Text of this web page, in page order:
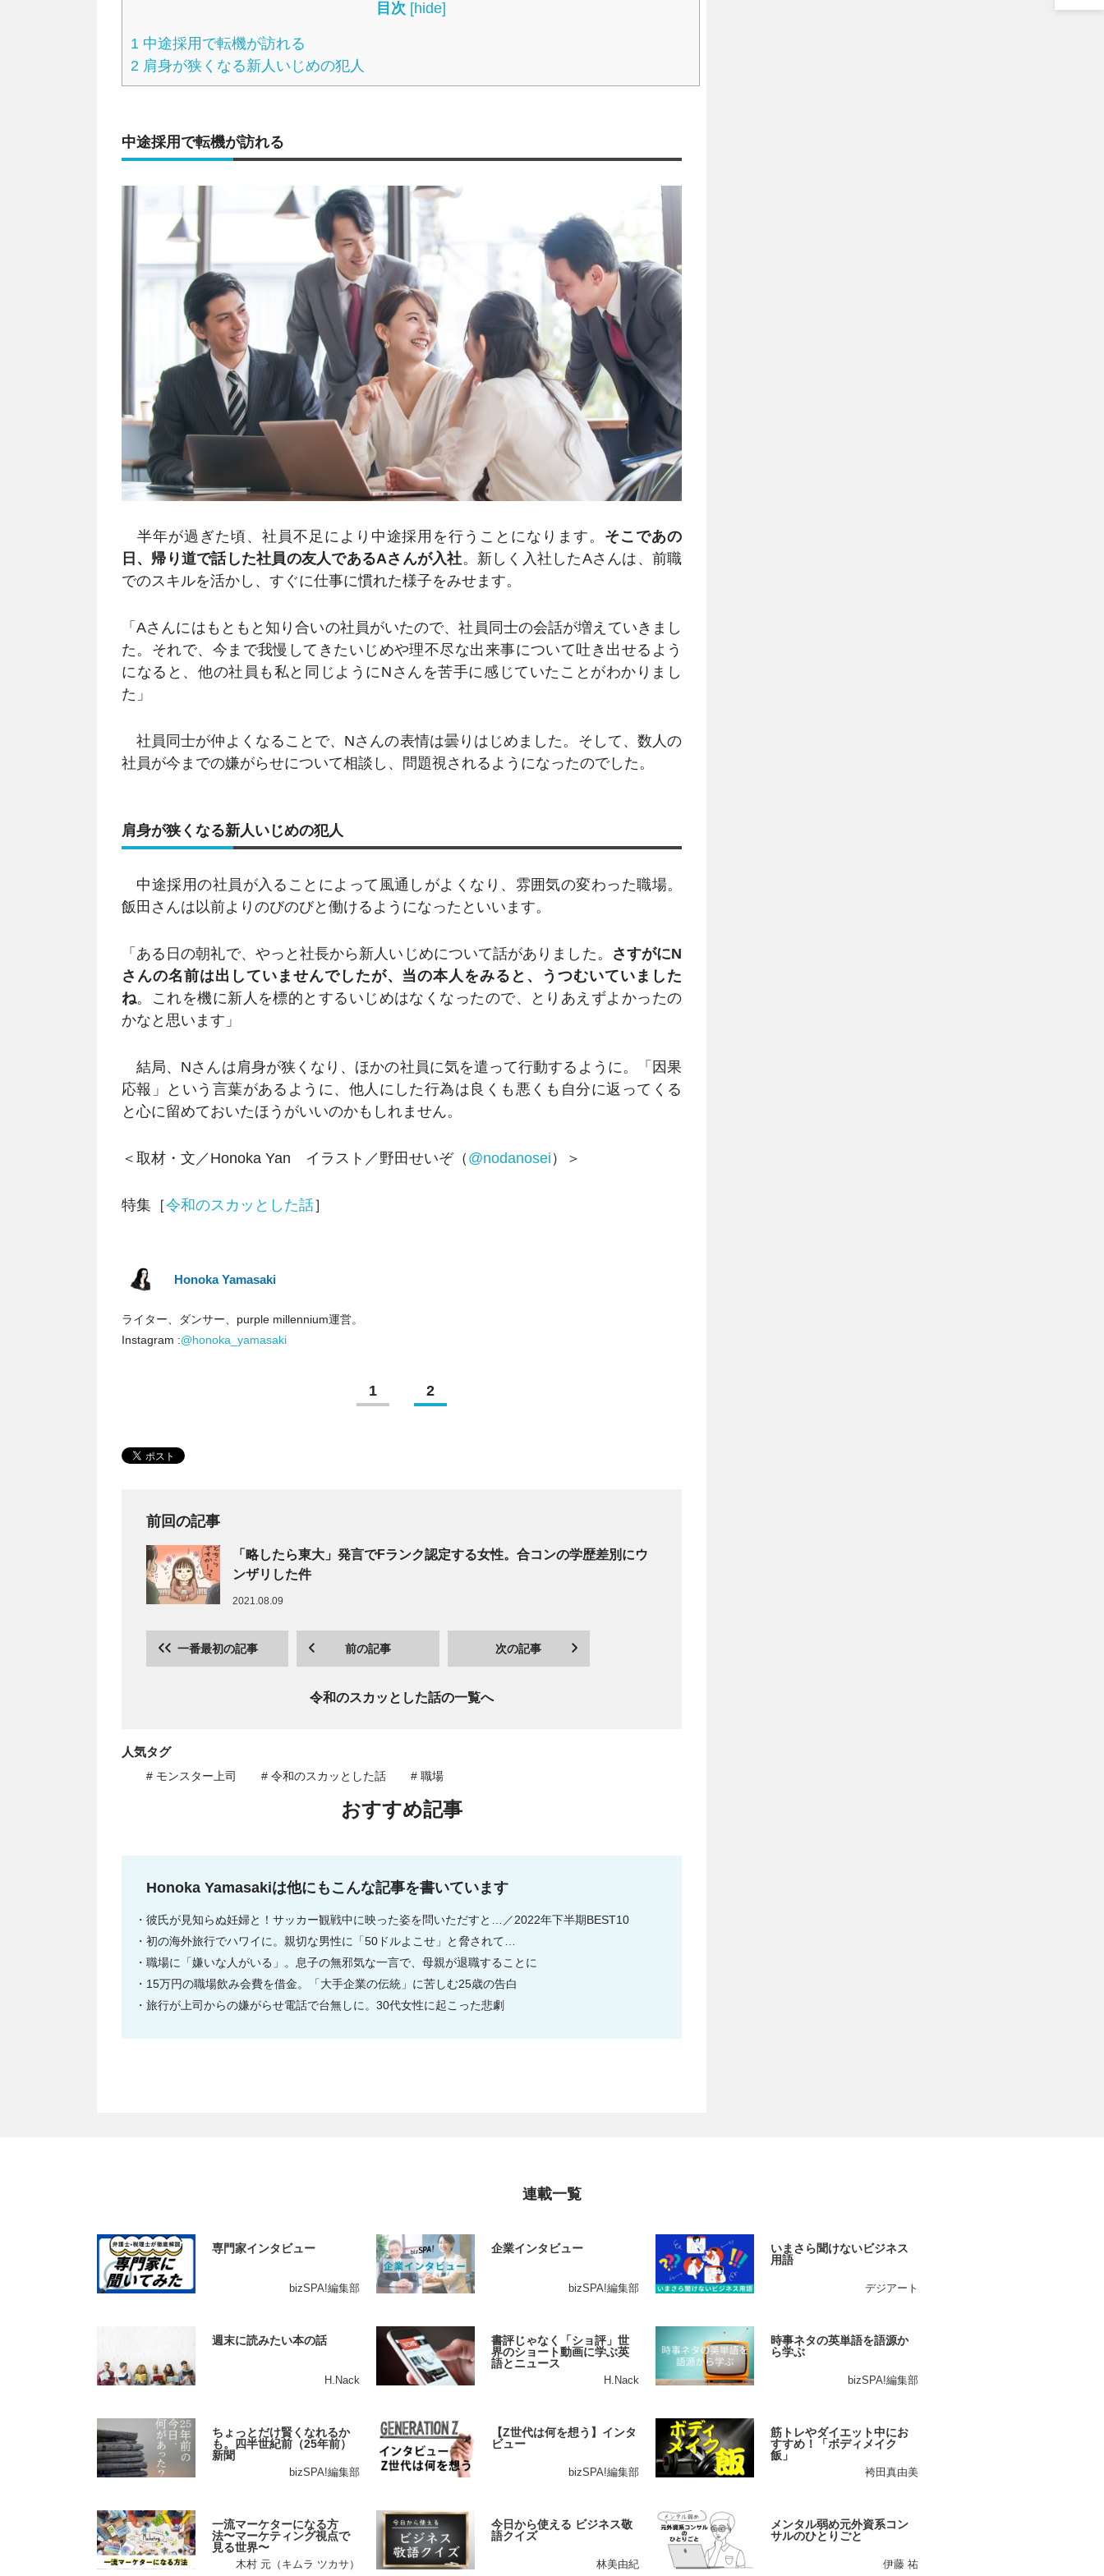
目次 [hide]
1 中途採用で転機が訪れる
2 肩身が狭くなる新人いじめの犯人
中途採用で転機が訪れる
半年が過ぎた頃、社員不足により中途採用を行うことになります。 そこであの
日、帰り道で話した社員の友人であるAさんが入社。新しく入社したAさんは、前職
でのスキルを活かし、すぐに仕事に慣れた様子をみせます。
「Aさんにはもともと知り合いの社員がいたので、社員同士の会話が増えていきまし
た。それで、今まで我慢してきたいじめや理不尽な出来事について吐き出せるよう
になると、他の社員も私と同じようにNさんを苦手に感じていたことがわかりまし
た」
社員同士が仲よくなることで、Nさんの表情は曇りはじめました。そして、数人の
社員が今までの嫌がらせについて相談し、問題視されるようになったのでした。
肩身が狭くなる新人いじめの犯人
中途採用の社員が入ることによって風通しがよくなり、雰囲気の変わった職場。
飯田さんは以前よりのびのびと働けるようになったといいます。
「ある日の朝礼で、やっと社長から新人いじめについて話がありました。
さすがにN
さんの名前は出していませんでしたが、当の本人をみると、うつむいていました
ね。これを機に新人を標的とするいじめはなくなったので、とりあえずよかったの
かなと思います」
結局、Nさんは肩身が狭くなり、ほかの社員に気を遣って行動するように。「因果
応報」という言葉があるように、他人にした行為は良くも悪くも自分に返ってくる
と心に留めておいたほうがいいのかもしれません。
＜取材・文／Honoka Yan イラスト／野田せいぞ（ @nodanosei ）＞
特集［令和のスカッとした話］
Honoka Yamasaki
ライター、ダンサー、purple millennium運営。
Instagram :@honoka_yamasaki
1 2
前回の記事
「略したら東大」発言でFランク認定する女性。合コンの学歴差別にウ
ンザリした件
2021.08.09
一番最初の記事 前の記事 次の記事
令和のスカッとした話の一覧へ
人気タグ
# モンスター上司 # 令和のスカッとした話 # 職場
おすすめ記事
Honoka Yamasakiは他にもこんな記事を書いています
彼氏が見知らぬ妊婦と！サッカー観戦中に映った姿を問いただすと…／2022年下半期BEST10
初の海外旅行でハワイに。親切な男性に「50ドルよこせ」と脅されて…
職場に「嫌いな人がいる」。息子の無邪気な一言で、母親が退職することに
15万円の職場飲み会費を借金。「大手企業の伝統」に苦しむ25歳の告白
旅行が上司からの嫌がらせ電話で台無しに。30代女性に起こった悲劇
連載一覧
専門家インタビュー
bizSPA!編集部
企業インタビュー
bizSPA!編集部
いまさら聞けないビジネス
用語
デジアート
週末に読みたい本の話
H.Nack
書評じゃなく「ショ評」世
界のショート動画に学ぶ英
語とニュース
H.Nack
時事ネタの英単語を語源か
ら学ぶ
bizSPA!編集部
ちょっとだけ賢くなれるか
も。四半世紀前（25年前）
新聞
bizSPA!編集部
【Z世代は何を想う】インタ
ビュー
bizSPA!編集部
筋トレやダイエット中にお
すすめ！「ボディメイク
飯」
袴田真由美
一流マーケターになる方
法〜マーケティング視点で
見る世界〜
木村 元（キムラ ツカサ）
今日から使える ビジネス敬
語クイズ
林美由紀
メンタル弱め元外資系コン
サルのひとりごと
伊藤 祐